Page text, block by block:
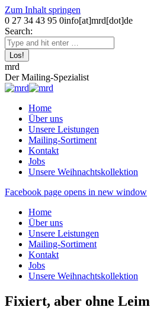
Zum Inhalt springen
0 27 34 43 95 0info[at]mrd[dot]de
Search:
mrd
Der Mailing-Spezialist
Home
Über uns
Unsere Leistungen
Mailing-Sortiment
Kontakt
Jobs
Unsere Weihnachtskollektion
Facebook page opens in new window
Home
Über uns
Unsere Leistungen
Mailing-Sortiment
Kontakt
Jobs
Unsere Weihnachtskollektion
Fixiert, aber ohne Leim